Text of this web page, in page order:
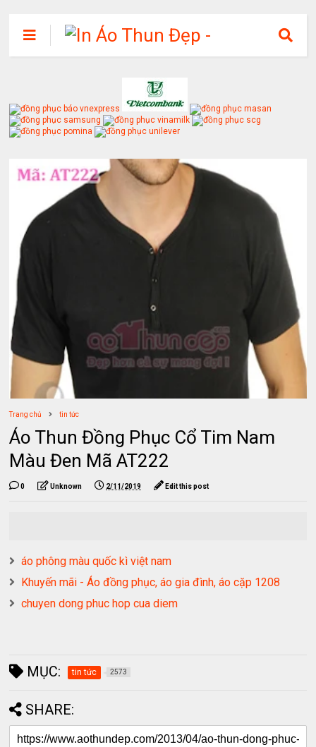
Trang chủ tin tức
Áo Thun Đồng Phục Cổ Tim Nam
Màu Đen Mã AT222
0 Unknown 2/11/2019 Edit this post
áo phông màu quốc kì việt nam
Khuyến mãi - Áo đồng phục, áo gia đình, áo cặp 1208
chuyen dong phuc hop cua diem
MỤC: tin tức 2573
SHARE: